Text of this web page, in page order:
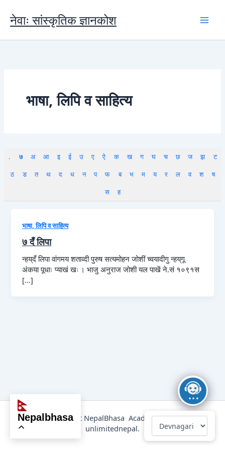
content
नेवाः सांस्कृतिक ज्ञानकोश
भाषा, लिपि व साहित्य
. ७ अ आ इ ई उ ए ऐ क ख ग घ च छ ज झ
ट
ठ
ड त थ द ध न प फ ब भ म य र ल व श
ष
स
ह
भाषा, लिपि व साहित्य
७ दँ लिपा
न्हय्‌दँ लिपा वांगमय शताव्दी पुरुष सत्यमोहन जोशीं च्वयादीगु न्हय्‌गू
अंकया पूधाः प्याखं खः । भाजु अनुराज जोशी यल पाखें ने.सं १०९१स
[…]
@2025 Copyright NepalBhasa Academy Powered by
unlimitednepal.
nepalbhasa